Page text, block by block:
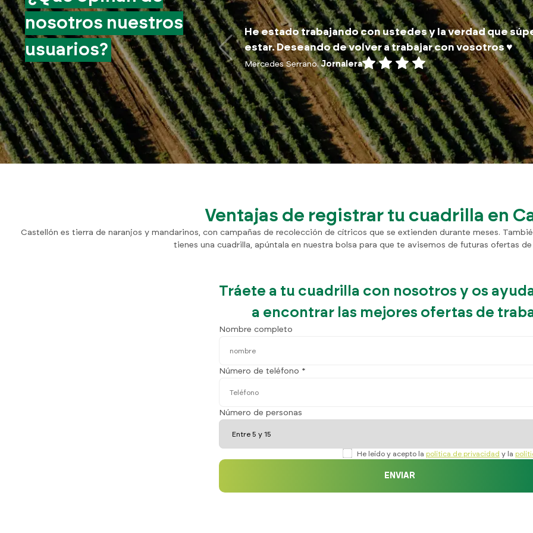
nosotros nuestros
usuarios?
He estado trabajando con ustedes y la verdad que
estar. Deseando de volver a trabajar con vosotros ♥️
Mercedes Serrano.Jornalera
Ventajas de registrar tu cuadrilla en
Castellón es tierra de naranjos y mandarinos, con campañas de recolección de cítricos que se extienden durante meses.
tienes una cuadrilla, apúntala en nuestra bolsa para que te avisemos de futuras ofertas
Tráete a tu cuadrilla con nosotros y os
a encontrar las mejores ofertas de
Nombre completo
Número de teléfono *
Número de personas
He leído y acepto la política de privacidad y la
ENVIAR